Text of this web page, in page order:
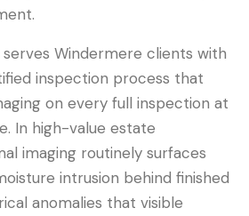
Windermere clients with
inspection process that
on every full inspection at
In high-value estate
imaging routinely surfaces
intrusion behind finished
anomalies that visible